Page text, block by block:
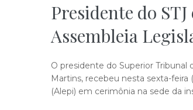
Presidente do
Assembleia
O presidente do Superior Tribunal
Martins, recebeu nesta sexta-
(Alepi) em cerimônia na sede da